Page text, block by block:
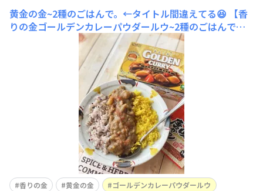
黄金の金~2種のごはんで。←タイトル間違えてる😆
【香
りの金ゴールデンカレーパウダールウ~2種のごはんで】
ゴールデンカレーパウダールウで普通のカレーを作り、ご
はんはちょっと遊んでみました。バスマティライスはター
メリックを入れて炊いてます。紫色の方は15穀押し麦たっ
ぷりごはんです。じゃがいもが溶けて少しボヤッとした味
になってしまったかな。次は赤缶の方
香りの金 黄金の金
ゴールデンカレーパウダールウ